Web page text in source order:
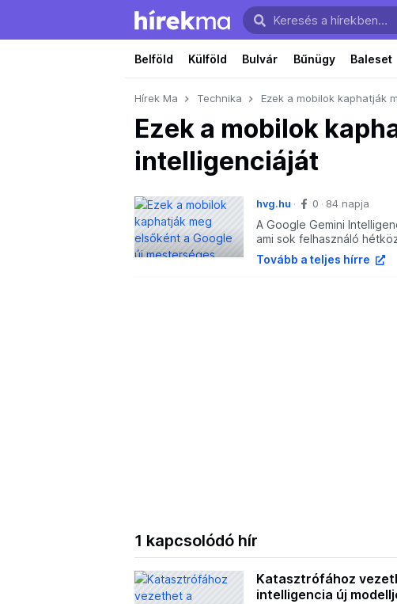
Belföld Külföld Bulvár Bűnügy Baleset
Hírek Ma Technika Ezek a mobilok kaphatják
Ezek a mobilok
intelligenciáját
hvg.hu 0 84 napja
A Google Gemini
ami sok felhasználó
Tovább a teljes hírre
1 kapcsolódó hír
Katasztrófához
intelligencia új